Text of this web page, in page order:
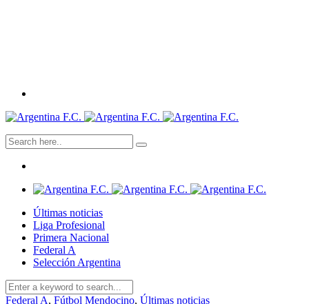
Últimas noticias
Liga Profesional
Primera Nacional
Federal A
Selección Argentina
Federal A, Fútbol Mendocino, Últimas noticias